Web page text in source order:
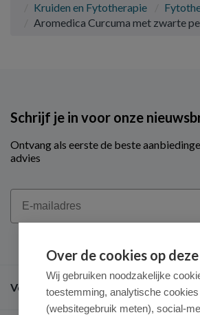
Kruiden en Fytotherapie
Aromedica Curcuma met zwarte
Schrijf je in voor onze
Ontvang als eerste de beste
advies
Email
Veel gestelde vragen
Over de cookies op
Wij gebruiken noodzakelijke
toestemming, analytische cookies
(websitegebruik meten), social-